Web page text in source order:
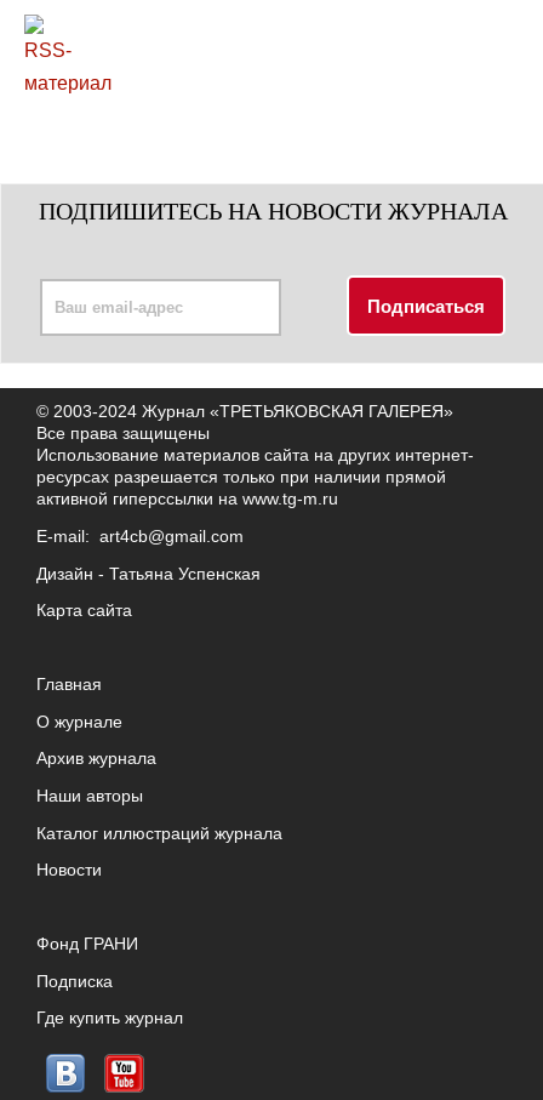
ПОДПИШИТЕСЬ НА НОВОСТИ ЖУРНАЛА
© 2003-2024 Журнал «ТРЕТЬЯКОВСКАЯ ГАЛЕРЕЯ»
Все права защищены
Использование материалов сайта на других интернет-
ресурсах разрешается только при наличии прямой
активной гиперссылки на www.tg-m.ru
E-mail: art4cb@gmail.com
Дизайн - Татьяна Успенская
Карта сайта
Главная
О журнале
Архив журнала
Наши авторы
Каталог иллюстраций журнала
Новости
Фонд ГРАНИ
Подписка
Где купить журнал